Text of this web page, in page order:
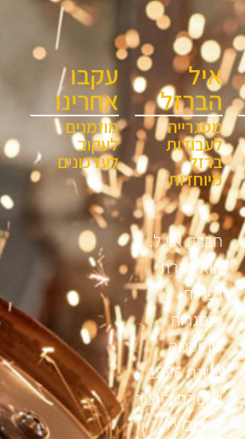
איל
הברזל
מסגרייה
לעבודות
ברזל
מיוחדות
חברת א.י.ל.
היא חברת
נפחות
ומסגרות
שהוקמה
בשנת 1996
ועוסקת בייצור
ועיצוב על
עקבו
אחרינו
מוזמנים
לעקוב
לעדכונים